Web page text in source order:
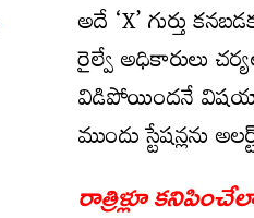
అదే ‘X’ గుర్తు
రైల్వే అధికారులు
విడిపోయిందనే
ముందు స్టేషన్లను
రాత్రిళ్లూ